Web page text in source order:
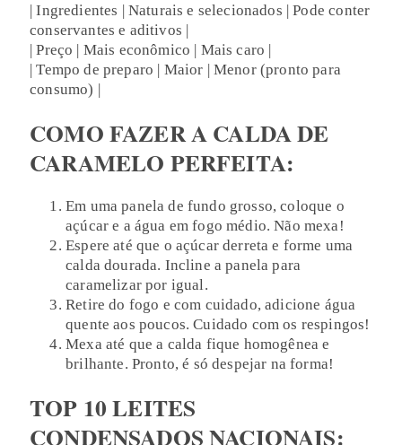
| Ingredientes | Naturais e selecionados | Pode conter
conservantes e aditivos |
| Preço | Mais econômico | Mais caro |
| Tempo de preparo | Maior | Menor (pronto para
consumo) |
COMO FAZER A CALDA DE
CARAMELO PERFEITA:
Em uma panela de fundo grosso, coloque o
açúcar e a água em fogo médio. Não mexa!
Espere até que o açúcar derreta e forme uma
calda dourada. Incline a panela para
caramelizar por igual.
Retire do fogo e com cuidado, adicione água
quente aos poucos. Cuidado com os respingos!
Mexa até que a calda fique homogênea e
brilhante. Pronto, é só despejar na forma!
TOP 10 LEITES
CONDENSADOS NACIONAIS: